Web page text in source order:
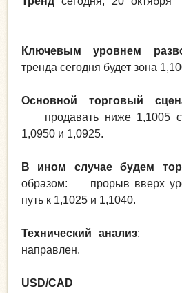
Ключевым уровнем
тренда сегодня будет зона
Основной торговый
продавать ниже 1,1005 с
1,0950 и 1,0925.
В ином случае будем
образом: прорыв вверх
путь к 1,1025 и 1,1040.
Технический анализ: RSI
направлен.
USD/CAD